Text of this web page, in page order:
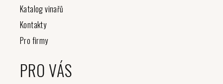
Katalog vinařů
Kontakty
Pro firmy
PRO VÁS